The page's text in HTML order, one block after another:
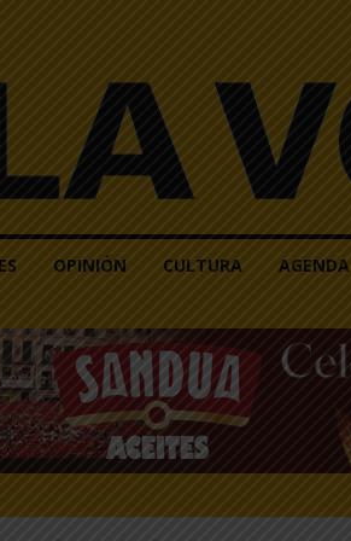
OPINIÓN CULTURA AGENDA